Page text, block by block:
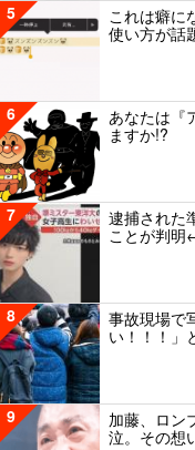
5
これは癖に
使い方が話
6
あなたは『
ますか!?
7
逮捕された
ことが判
8
事故現場で
い！！！」
9
加藤、ロン
泣。その想